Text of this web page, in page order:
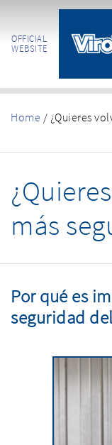
OFFICIAL
WEBSITE
Home / ¿Quieres
más
Por qué es
seguridad